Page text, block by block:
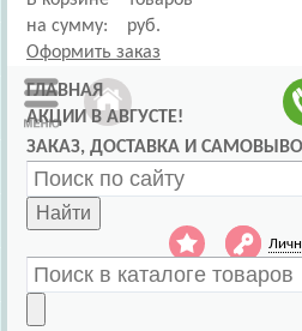
на сумму:
руб.
Оформить заказ
ГЛАВНАЯ
АКЦИИ В АВГУСТЕ!
ЗАКАЗ, ДОСТАВКА И
Найти